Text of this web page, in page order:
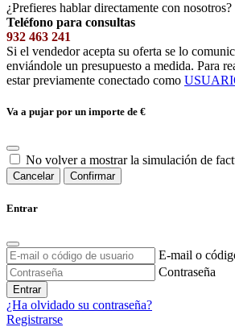
¿Prefieres hablar directamente con nosotros?
Teléfono para consultas
932 463 241
Si el vendedor acepta su oferta se lo
enviándole un presupuesto a medida. Para
estar previamente conectado como
Va a pujar por un importe de €
No volver a mostrar la simulación de
Cancelar Confirmar
Entrar
E-mail o
Contraseña
Entrar
¿Ha olvidado su contraseña?
Registrarse